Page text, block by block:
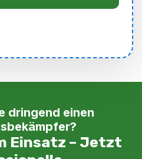
dringend einen
Einsatz – Jetzt